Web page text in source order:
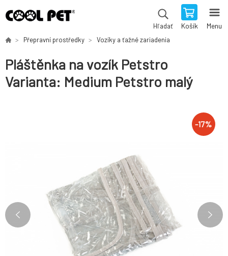
Hľadať Košík Menu
Přepravní prostředky Vozíky a ťažné zariadenia
Pláštěnka na vozík Petstro
Varianta: Medium Petstro malý
-17%